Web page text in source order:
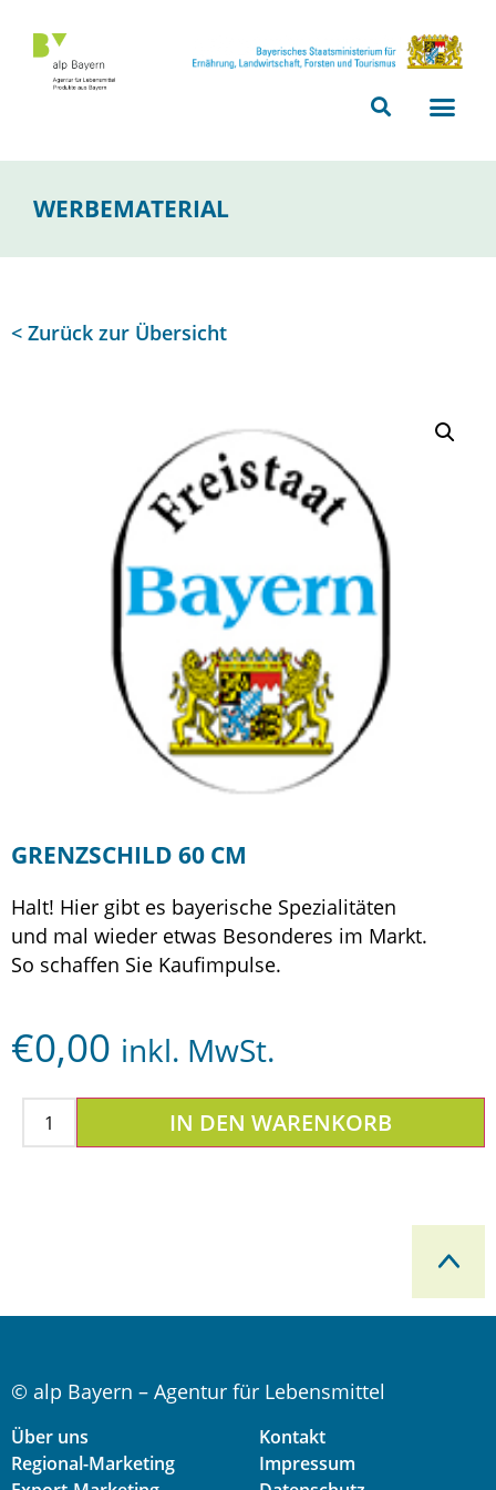
beachten
Seite
Zugänglichkeitssystem
WERBEMATERIAL
< Zurück zur Übersicht
GRENZSCHILD 60 CM
Halt! Hier gibt es bayerische Spezialitäten
und mal wieder etwas Besonderes im Markt.
So schaffen Sie Kaufimpulse.
€0,00 inkl. MwSt.
IN DEN WARENKORB
© alp Bayern – Agentur für Lebensmittel
Über uns
Regional-Marketing
Kontakt
Impressum